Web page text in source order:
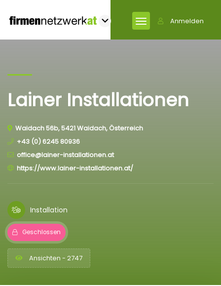
Anmelden
Lainer Installationen
Waidach 56b, 5421 Waidach, Österreich
+43 (0) 6245 80936
office@lainer-installationen.at
https://www.lainer-installationen.at/
Installation
Geschlossen
Ansichten - 2747